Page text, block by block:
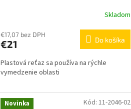
Skladom
€17,07 bez DPH
€21 Do košíka
Plastová reťaz sa používa na rýchle
vymedzenie oblasti
Novinka Kód: 11-2046-02